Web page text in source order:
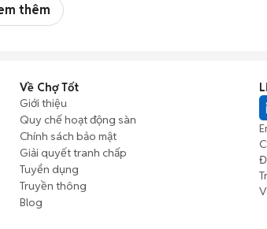
thêm
Về Chợ Tốt
Giới thiệu
Quy chế hoạt động sàn
Chính sách bảo mật
Giải quyết tranh chấp
Tuyển dụng
Truyền thông
Blog